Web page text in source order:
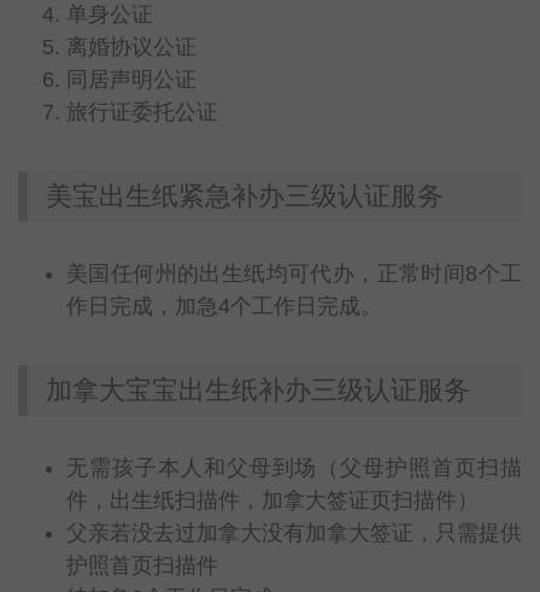
单身公证
离婚协议公证
同居声明公证
旅行证委托公证
美宝出生纸紧急补办三级认证服务
美国任何州的出生纸均可代办，正常时间8个工
作日完成，加急4个工作日完成。
加拿大宝宝出生纸补办三级认证服务
无需孩子本人和父母到场（父母护照首页扫描
件，出生纸扫描件，加拿大签证页扫描件）
父亲若没去过加拿大没有加拿大签证，只需提供
护照首页扫描件